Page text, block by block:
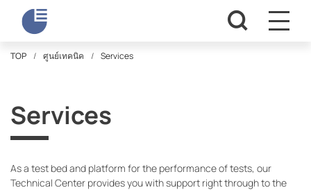
TOP ศูนย์เทคนิค Services
Services
As a test bed and platform for the performance of tests, our
Technical Center provides you with support right through to the